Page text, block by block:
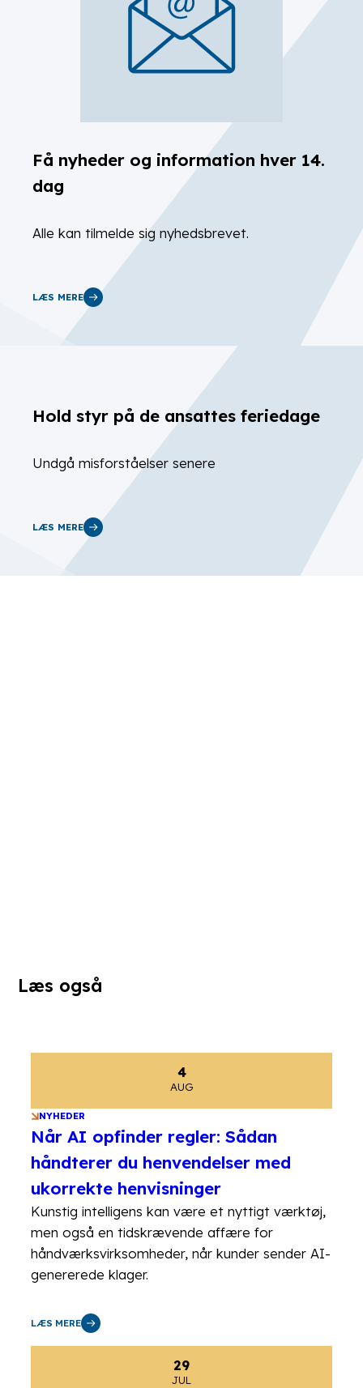
Få nyheder og information hver 14.
dag
Alle kan tilmelde sig nyhedsbrevet.
LÆS MERE
Hold styr på de ansattes feriedage
Undgå misforståelser senere
LÆS MERE
Læs også
4
AUG
NYHEDER
Når AI opfinder regler: Sådan
håndterer du henvendelser med
ukorrekte henvisninger
Kunstig intelligens kan være et nyttigt værktøj,
men også en tidskrævende affære for
håndværksvirksomheder, når kunder sender AI-
genererede klager.
LÆS MERE
29
JUL